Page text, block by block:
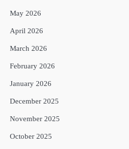
May 2026
April 2026
March 2026
February 2026
January 2026
December 2025
November 2025
October 2025